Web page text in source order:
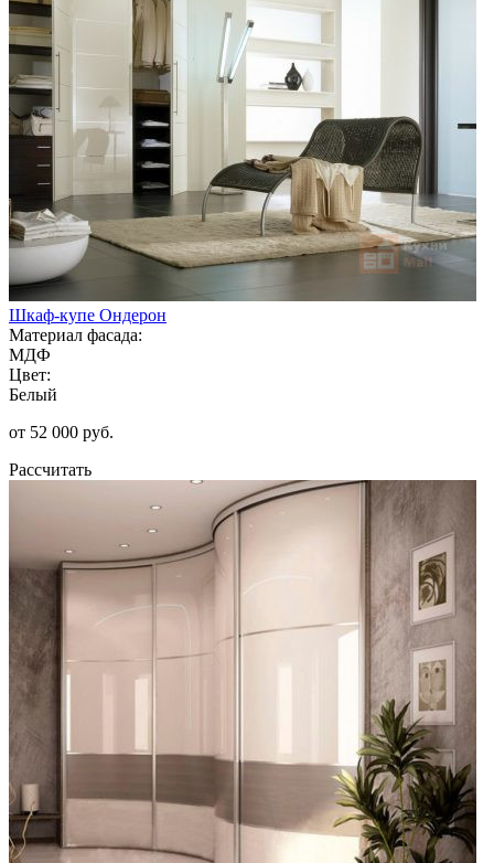
Шкаф-купе Ондерон
Материал фасада:
МДФ
Цвет:
Белый
от 52 000 руб.
Рассчитать